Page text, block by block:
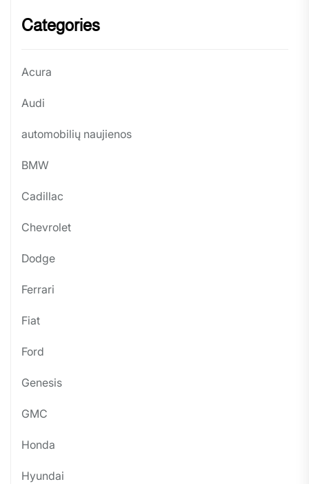
Categories
Acura
Audi
automobilių naujienos
BMW
Cadillac
Chevrolet
Dodge
Ferrari
Fiat
Ford
Genesis
GMC
Honda
Hyundai